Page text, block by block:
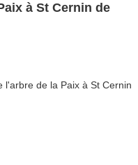
à St Cernin de